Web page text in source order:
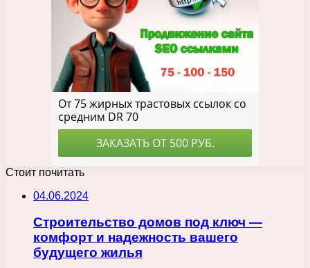
Стоит почитать
04.06.2024
Строительство домов под ключ —
комфорт и надежность вашего
будущего жилья